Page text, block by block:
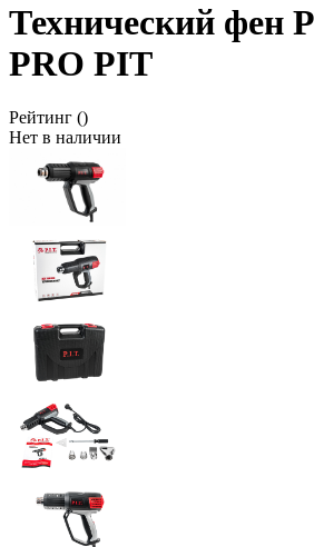
Технический фен
PRO PIT
Рейтинг ()
Нет в наличии